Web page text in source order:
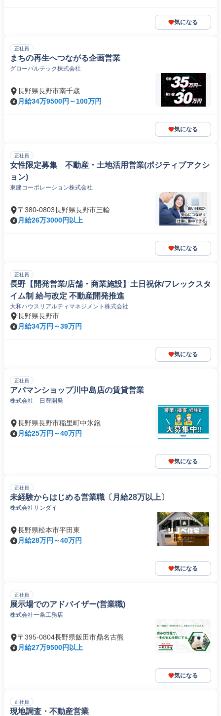
気になる
正社員
まちの再生へつながる企画営業
グローバルテック株式会社
長野県長野市南千歳
月給34万9500円～100万円
気になる
正社員
女性限定募集 不動産・土地活用営業(ポジティブアクシ
ョン)
東建コーポレーション株式会社
〒380-0803長野県長野市三輪
月給26万3000円以上
気になる
正社員
長野【開発営業/店舗・商業施設】土日祝休/フレックスタ
イム制 給与改定 不動産開発推進
大和ハウスリアルティマネジメント株式会社
長野県長野市
月給34万円～39万円
気になる
正社員
アパマンショップ川中島店の賃貸営業
株式会社 日豊開発
長野県長野市稲里町中氷鉋
月給25万円～40万円
気になる
正社員
未経験からはじめる営業職〔月給28万以上〕
株式会社サンダイ
長野県松本市平田東
月給28万円～40万円
気になる
正社員
展示場でのアドバイザー(営業職)
株式会社一条工務店
〒395-0804長野県飯田市鼎名古熊
月給27万9500円以上
気になる
正社員
現地調査・不動産営業